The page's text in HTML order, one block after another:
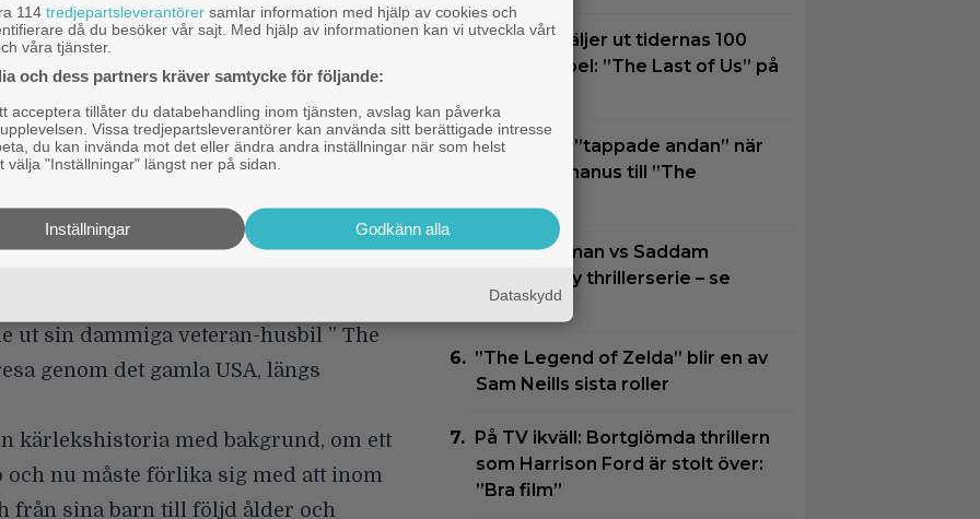
pensionärsparet Ella och John
långt liv ihop, men vars
höst nu präglas mer av
än av spontana roadtrips.
John har en omättlig passion för
varje ung
rader James Joyce och Hemingway,
sin Alzheimer svårt att minnas sin
bara en kort stund få skaka av sig
ut sin dammiga veteran-husbil ” The
genom det gamla USA, längs
kärlekshistoria med bakgrund, om ett
nu måste förlika sig med att inom
från sina barn till följd ålder och
Experter väljer ut tidernas 100
bästa tv-spel: ”The Last of Us” på
Elliot Page ”tappade andan” när
han läste manus till ”The
Joel Kinnaman vs Saddam
Hussein i ny thrillerserie – se
trailern här
”The Legend of Zelda” blir en av
Sam Neills sista roller
På TV ikväll: Bortglömda thrillern
som Harrison Ford är stolt över:
”Bra film”
114 tredjepartsleverantörer samlar information med hjälp av cookies och
då du besöker vår sajt. Med hjälp av informationen kan vi utveckla vårt
våra tjänster.
och dess partners kräver samtycke för följande:
acceptera tillåter du databehandling inom tjänsten, avslag kan påverka
Vissa tredjepartsleverantörer kan använda sitt berättigade intresse
du kan invända mot det eller ändra andra inställningar när som helst
välja "Inställningar" längst ner på sidan.
Godkänn alla
Inställningar
Dataskydd